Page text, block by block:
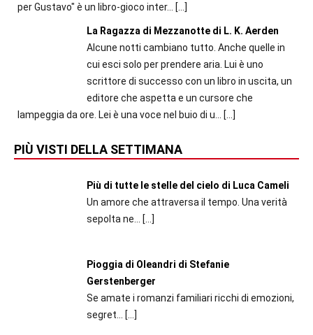
per Gustavo" è un libro-gioco inter...
[…]
La Ragazza di Mezzanotte di L. K. Aerden
Alcune notti cambiano tutto. Anche quelle in
cui esci solo per prendere aria. Lui è uno
scrittore di successo con un libro in uscita, un
editore che aspetta e un cursore che
lampeggia da ore. Lei è una voce nel buio di u...
[…]
PIÙ VISTI DELLA SETTIMANA
Più di tutte le stelle del cielo di Luca Cameli
Un amore che attraversa il tempo. Una verità
sepolta ne...
[…]
Pioggia di Oleandri di Stefanie
Gerstenberger
Se amate i romanzi familiari ricchi di emozioni,
segret...
[…]